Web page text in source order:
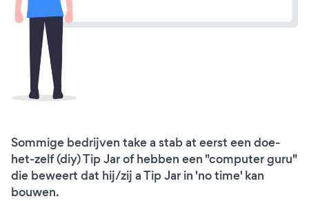
Sommige bedrijven take a stab at eerst een doe-
het-zelf (diy) Tip Jar of hebben een "computer guru"
die beweert dat hij/zij a Tip Jar in 'no time' kan
bouwen.